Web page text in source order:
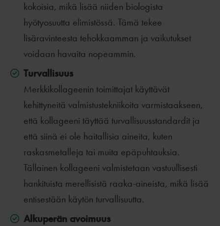
kokoisia, mikä lisää niiden biologista
hyötyosuutta elimistössä. Tämä tekee
lisäravinteesta tehokkaamman ja vaikutukset
voidaan havaita nopeammin.
Turvallisuus
Merkkikollageenin toimittajat käyttävät
kehittyneitä valmistustekniikoita varmistaakseen,
että kollageeni täyttää turvallisuusstandardit ja
että siinä ei ole haitallisia aineita, kuten
raskasmetalleja tai muita epäpuhtauksia.
Tällainen kollageeni valmistetaan vastuullisesti
hankituista merellisistä raaka-aineista, mikä lisää
entisestään käytön turvallisuutta.
Alkuperän avoimuus